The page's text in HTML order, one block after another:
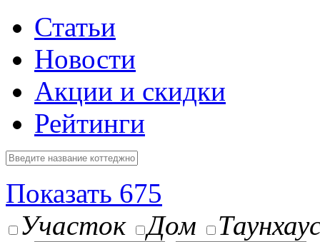
Статьи
Новости
Акции и скидки
Рейтинги
Показать 675
Участок
Дом